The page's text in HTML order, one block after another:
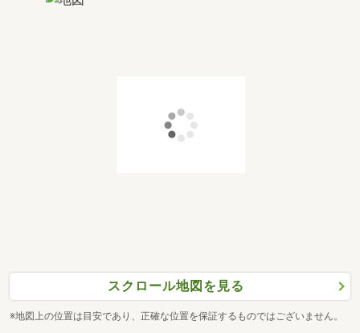
スクロール地図を見る
※地図上の位置は目安であり、正確な位置を保証するものではございません。